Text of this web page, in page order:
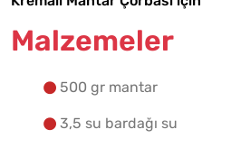
Malzemeler
500 gr mantar
3,5 su bardağı su